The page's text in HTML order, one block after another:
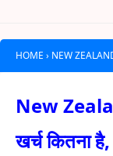
HOME › NEW
New
खर्च कितना